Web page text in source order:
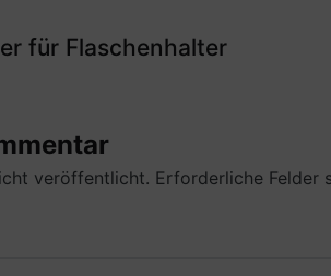
für Flaschenhalter
veröffentlicht. Erforderliche Felder